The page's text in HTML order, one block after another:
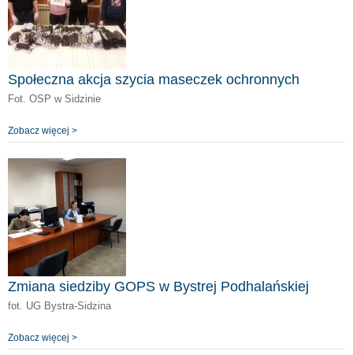
Społeczna akcja szycia maseczek ochronnych
Fot. OSP w Sidzinie
Zobacz więcej >
Zmiana siedziby GOPS w Bystrej Podhalańskiej
fot. UG Bystra-Sidzina
Zobacz więcej >